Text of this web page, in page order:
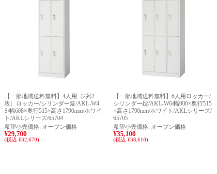
【一部地域送料無料】4人用（2列2
段）ロッカー/シリンダー錠/AKL-W4
S/幅608×奥行515×高さ1790mm/ホワイ
ト/AKLシリーズ/65704
希望小売価格: オープン価格
¥29,700
(税込 ¥32,670)
【一部地域送料無料】6人用ロッカー/
シリンダー錠/AKL-W6/幅900×奥行515
×高さ1790mm/ホワイト/AKLシリーズ/
65705
希望小売価格: オープン価格
¥35,100
(税込 ¥38,610)